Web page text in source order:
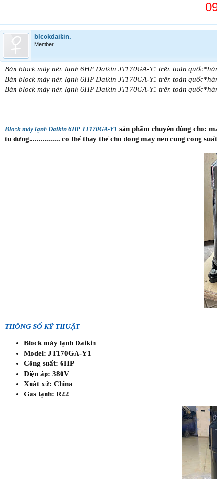
blcokdaikin.
Member
Bán block máy nén lạnh 6HP Daikin JT170GA-Y1 trên toàn
Bán block máy nén lạnh 6HP Daikin JT170GA-Y1 trên toàn
Bán block máy nén lạnh 6HP Daikin JT170GA-Y1 trên toàn
Block máy lạnh Daikin 6HP JT170GA-Y1 sản phẩm chuyên dùng cho:
tủ đứng................ có thể thay thế cho dòng máy nén cùng công suất
THÔNG SỐ KỸ THUẬT
Block máy lạnh Daikin
Model: JT170GA-Y1
Công suất: 6HP
Điện áp: 380V
Xuât xứ: China
Gas lạnh: R22